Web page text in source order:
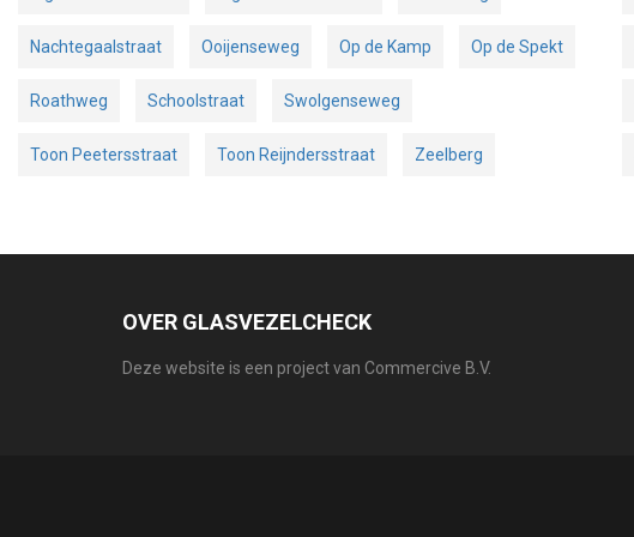
Nachtegaalstraat Ooijenseweg Op de Kamp Op de Spekt
Roathweg Schoolstraat Swolgenseweg
Toon Peetersstraat Toon Reijndersstraat Zeelberg
OVER GLASVEZELCHECK
Deze website is een project van Commercive B.V.